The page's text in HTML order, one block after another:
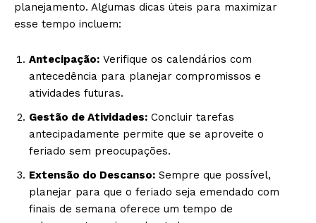
planejamento. Algumas dicas úteis para maximizar
esse tempo incluem:
Antecipação: Verifique os calendários com
antecedência para planejar compromissos e
atividades futuras.
Gestão de Atividades: Concluir tarefas
antecipadamente permite que se aproveite o
feriado sem preocupações.
Extensão do Descanso: Sempre que possível,
planejar para que o feriado seja emendado com
finais de semana oferece um tempo de